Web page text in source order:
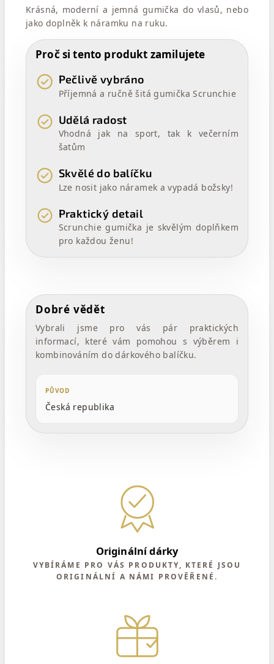
Krásná, moderní a jemná gumička do vlasů, nebo
jako doplněk k náramku na ruku.
Proč si tento produkt zamilujete
Pečlivě vybráno
Příjemná a ručně šitá gumička Scrunchie
Udělá radost
Vhodná jak na sport, tak k večerním
šatům
Skvělé do balíčku
Lze nosit jako náramek a vypadá božsky!
Praktický detail
Scrunchie gumička je skvělým doplňkem
pro každou ženu!
Dobré vědět
Vybrali jsme pro vás pár praktických
informací, které vám pomohou s výběrem i
kombinováním do dárkového balíčku.
PŮVOD
Česká republika
Originální dárky
VYBÍRÁME PRO VÁS PRODUKTY, KTERÉ JSOU
ORIGINÁLNÍ A NÁMI PROVĚŘENÉ.